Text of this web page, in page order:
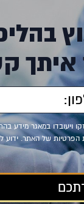
איתך
ויעובדו במאגר מידע
המפורטות במדיניות הפרטיות של